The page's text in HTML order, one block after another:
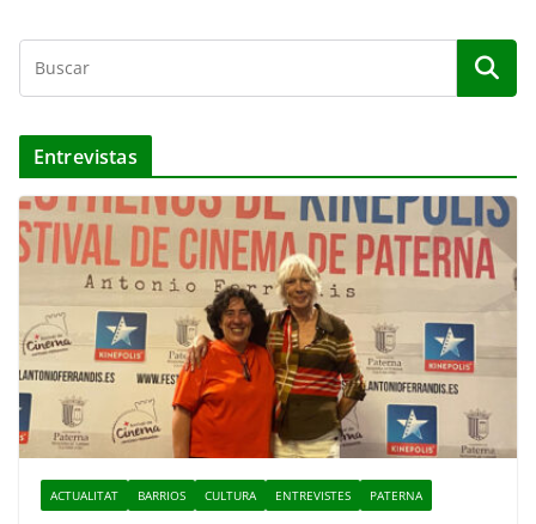
Entrevistas
ACTUALITAT BARRIOS CULTURA ENTREVISTES PATERNA